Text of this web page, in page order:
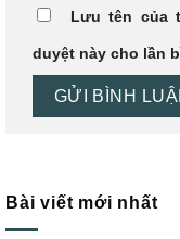
Lưu tên của
duyệt này cho lần
Bài viết mới nhất